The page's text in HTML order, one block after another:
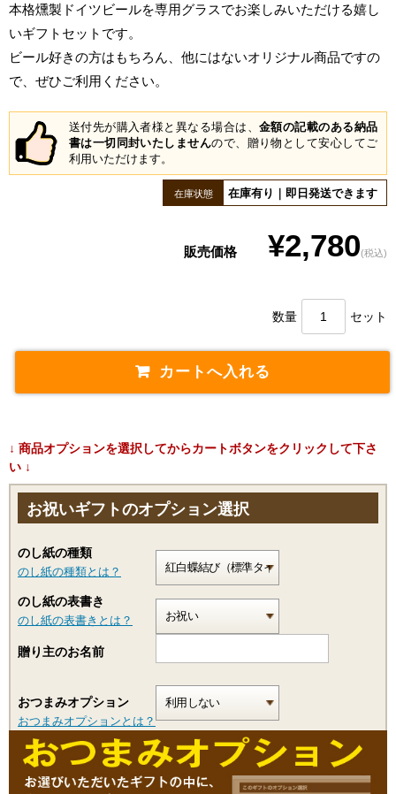
本格燻製ドイツビールを専用グラスでお楽しみいただける嬉し
いギフトセットです。
ビール好きの方はもちろん、他にはないオリジナル商品ですの
で、ぜひご利用ください。
送付先が購入者様と異なる場合は、 金額の記載のある納品
書は一切同封いたしませんので、贈り物として安心してご
利用いただけます。
在庫状態 在庫有り｜即日発送できます
販売価格¥2,780(税込)
数量 セット
↓ 商品オプションを選択してからカートボタンをクリックして下さ
い ↓
お祝いギフトのオプション選択
のし紙の種類
のし紙の種類とは？
のし紙の表書き
のし紙の表書きとは？
贈り主のお名前
おつまみオプション
おつまみオプションとは？